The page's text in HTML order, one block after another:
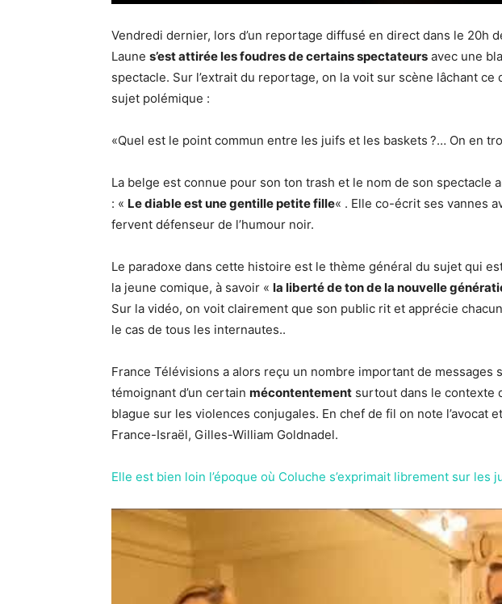
Vendredi dernier, lors d’un reportage diffusé en direct dans le 20h
Laune s’est attirée les foudres de certains spectateurs avec une
spectacle. Sur l’extrait du reportage, on la voit sur scène lâchant
sujet polémique :
«Quel est le point commun entre les juifs et les baskets ?… On en
La belge est connue pour son ton trash et le nom de son spectacle
: « Le diable est une gentille petite fille« . Elle co-écrit ses vannes
fervent défenseur de l’humour noir.
Le paradoxe dans cette histoire est le thème général du sujet qui
la jeune comique, à savoir « la liberté de ton de la nouvelle
Sur la vidéo, on voit clairement que son public rit et apprécie
le cas de tous les internautes..
France Télévisions a alors reçu un nombre important de messages
témoignant d’un certain mécontentement surtout dans le contexte
blague sur les violences conjugales. En chef de fil on note l’avocat
France-Israël, Gilles-William Goldnadel.
Elle est bien loin l’époque où Coluche s’exprimait librement sur les